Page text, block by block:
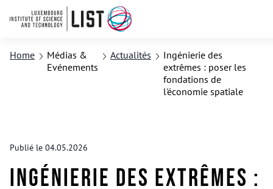
Home
Médias &
Evénements
Actualités
Ingénierie des
extrêmes : poser les
fondations de
l'économie spatiale
Publié le 04.05.2026
Ingénierie des extrêmes :